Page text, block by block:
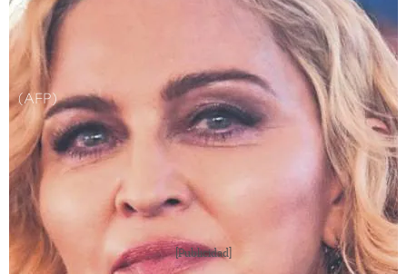
(AFP)
[Publicidad]